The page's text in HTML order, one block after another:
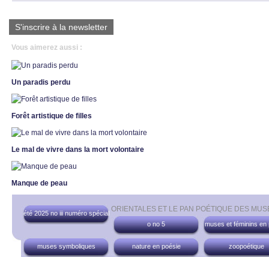
S'inscrire à la newsletter
Vous aimerez aussi :
Un paradis perdu
Forêt artistique de filles
Le mal de vivre dans la mort volontaire
Manque de peau
ORIENTALES ET LE PAN POÉTIQUE DES
été 2025 no iii numéro spécial
o no 5
muses et féminins en
muses symboliques nature en poésie zoopoétique